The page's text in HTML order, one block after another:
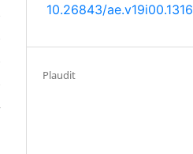
10.26843/ae.v19i00.1316
Plaudit